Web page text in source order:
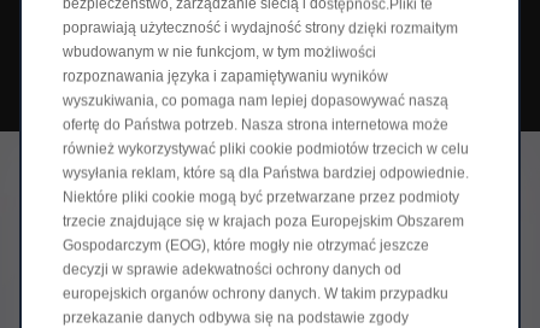
12 wysokiej jakości głośników w połączeniu ze
wzmacniaczem zapewnia czysty, przestrzenny
dźwięk 7.1, a 64-kolorowe oświetlenie ambientowe
może synchronizować się z muzyką, tworząc
indywidualny klimat.
bezpieczeństwo, zarządzanie siecią i dostępność.Pliki te
poprawiają użyteczność i wydajność strony dzięki rozmaitym
wbudowanym w nie funkcjom, w tym możliwości
rozpoznawania języka i zapamiętywaniu wyników
wyszukiwania, co pomaga nam lepiej dopasowywać naszą
ofertę do Państwa potrzeb. Nasza strona internetowa może
również wykorzystywać pliki cookie podmiotów trzecich w celu
wysyłania reklam, które są dla Państwa bardziej odpowiednie.
Niektóre pliki cookie mogą być przetwarzane przez podmioty
trzecie znajdujące się w krajach poza Europejskim Obszarem
Gospodarczym (EOG), które mogły nie otrzymać jeszcze
decyzji w sprawie adekwatności ochrony danych od
europejskich organów ochrony danych. W takim przypadku
przekazanie danych odbywa się na podstawie zgody